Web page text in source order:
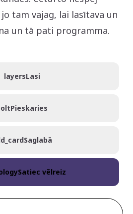
tam vajag, lai lasītava un
un tā pati programma.
layersLasi
Pieskaries
Saglabā
Satiec vēlreiz